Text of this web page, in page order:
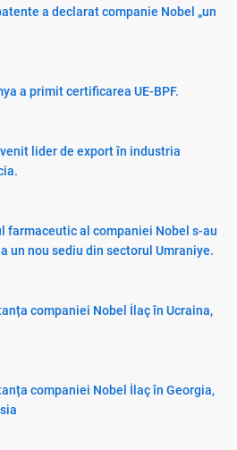
a declarat companie Nobel „un
a primit certificarea UE-BPF.
lider de export în industria
farmaceutic al companiei Nobel s-au
un nou sediu din sectorul Umraniye.
companiei Nobel İlaç în Ucraina,
companiei Nobel İlaç în Georgia,